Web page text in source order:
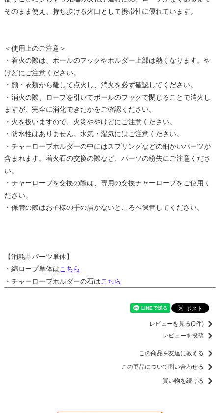
そのまま使え、持ち歩ける火口として携帯性に優れています。
＜使用上のご注意＞
・着火の際は、ボールのフックやホルダー上部は熱くなります。や
けどにご注意ください。
・顔・衣類から離して点火し、消火を必ず確認してください。
・消火の際、ロープを引いてボールのフックで閉じることで消火し
ますが、完全に消化できたかをご確認ください。
・火を扱いますので、火災ややけどにご注意ください。
・防水性はありません。水気・湿気にはご注意ください。
・チャーロープホルダーの中にはスプリングなどの細かいパーツが
含まれます。着火石の交換の際など、パーツの紛失にご注意くださ
い。
・チャーロープを交換の際は、専用の交換チャーロープをご使用く
ださい。
・保管の際はお子様の手の届かないところへ保管してください。
【消耗品パーツ単体】
・綿ロープ単体はこちら
・チャーロープホルダーの石はこちら
レビューを見る(0件)
レビューを投稿
この商品を友達に教える
この商品について問い合わせる
買い物を続ける